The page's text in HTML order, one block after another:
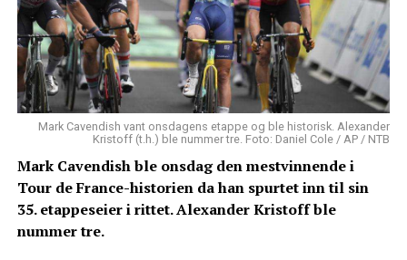
Mark Cavendish vant onsdagens etappe og ble historisk. Alexander
Kristoff (t.h.) ble nummer tre. Foto: Daniel Cole / AP / NTB
Mark Cavendish ble onsdag den mestvinnende i
Tour de France-historien da han spurtet inn til sin
35. etappeseier i rittet. Alexander Kristoff ble
nummer tre.